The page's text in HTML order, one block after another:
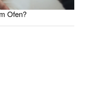
Ofen?